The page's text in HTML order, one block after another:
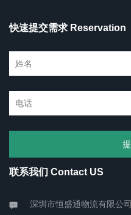
快速提交需求 Reservation
联系我们 Contact US
深圳市恒盛通物流有限公司